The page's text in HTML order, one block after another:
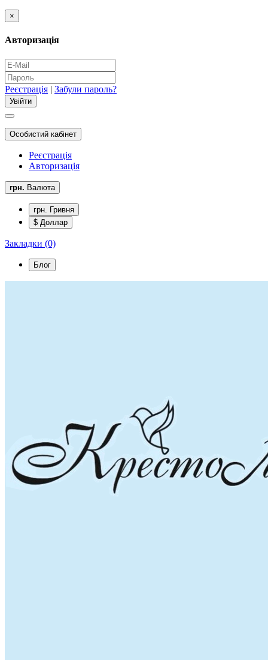
×
Авторизація
Реєстрація | Забули пароль?
Особистий кабінет
Реєстрація
Авторизація
грн. Валюта
грн. Гривня
$ Доллар
Закладки (0)
Блог